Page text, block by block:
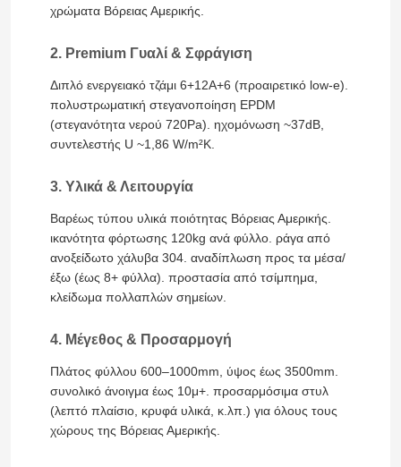
χρώματα Βόρειας Αμερικής.
2. Premium Γυαλί & Σφράγιση
Διπλό ενεργειακό τζάμι 6+12A+6 (προαιρετικό low-e).
πολυστρωματική στεγανοποίηση EPDM
(στεγανότητα νερού 720Pa). ηχομόνωση ~37dB,
συντελεστής U ~1,86 W/m²K.
3. Υλικά & Λειτουργία
Βαρέως τύπου υλικά ποιότητας Βόρειας Αμερικής.
ικανότητα φόρτωσης 120kg ανά φύλλο. ράγα από
ανοξείδωτο χάλυβα 304. αναδίπλωση προς τα μέσα/
έξω (έως 8+ φύλλα). προστασία από τσίμπημα,
κλείδωμα πολλαπλών σημείων.
4. Μέγεθος & Προσαρμογή
Πλάτος φύλλου 600–1000mm, ύψος έως 3500mm.
συνολικό άνοιγμα έως 10μ+. προσαρμόσιμα στυλ
(λεπτό πλαίσιο, κρυφά υλικά, κ.λπ.) για όλους τους
χώρους της Βόρειας Αμερικής.